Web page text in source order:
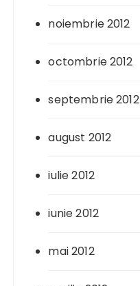
noiembrie 2012
octombrie 2012
septembrie 2012
august 2012
iulie 2012
iunie 2012
mai 2012